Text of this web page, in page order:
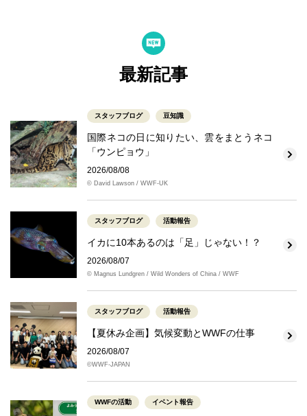
最新記事
スタッフブログ 豆知識
国際ネコの日に知りたい、雲をまとうネコ
「ウンピョウ」
2026/08/08
© David Lawson / WWF-UK
スタッフブログ 活動報告
イカに10本あるのは「足」じゃない！？
2026/08/07
© Magnus Lundgren / Wild Wonders of China / WWF
スタッフブログ 活動報告
【夏休み企画】気候変動とWWFの仕事
2026/08/07
©WWF-JAPAN
WWFの活動 イベント報告